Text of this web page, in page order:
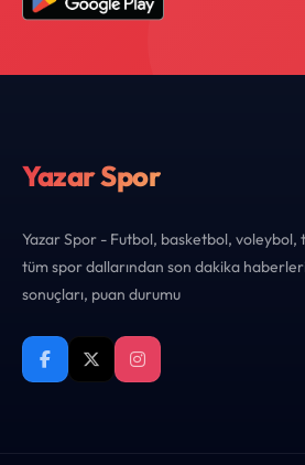
Yazar Spor
Yazar Spor - Futbol, basketbol, voleybol,
tüm spor dallarından son dakika
sonuçları, puan durumu